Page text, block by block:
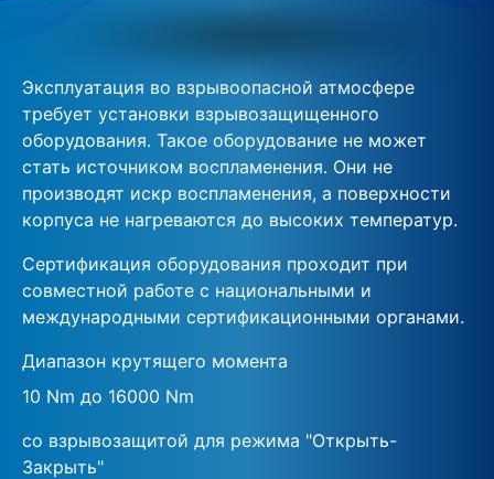
Эксплуатация во взрывоопасной атмосфере
требует установки взрывозащищенного
оборудования. Такое оборудование не может
стать источником воспламенения. Они не
производят искр воспламенения, а поверхности
корпуса не нагреваются до высоких температур.
Сертификация оборудования проходит при
совместной работе c национальными и
международными сертификационными органами.
Диапазон крутящего момента
10 Nm до 16000 Nm
со взрывозащитой для режима "Открыть-
Закрыть"